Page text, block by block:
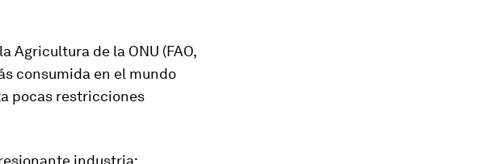
Agricultura de la ONU (FAO,
consumida en el mundo
pocas restricciones
industria: